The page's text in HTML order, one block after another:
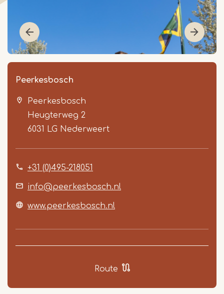
Peerkesbosch
Peerkesbosch
Heugterweg 2
6031 LG Nederweert
+31 (0)495-218051
info@peerkesbosch.nl
www.peerkesbosch.nl
Route
Item